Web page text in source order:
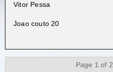
Vitor Pessa
Joao couto 20
Page 1 of 2